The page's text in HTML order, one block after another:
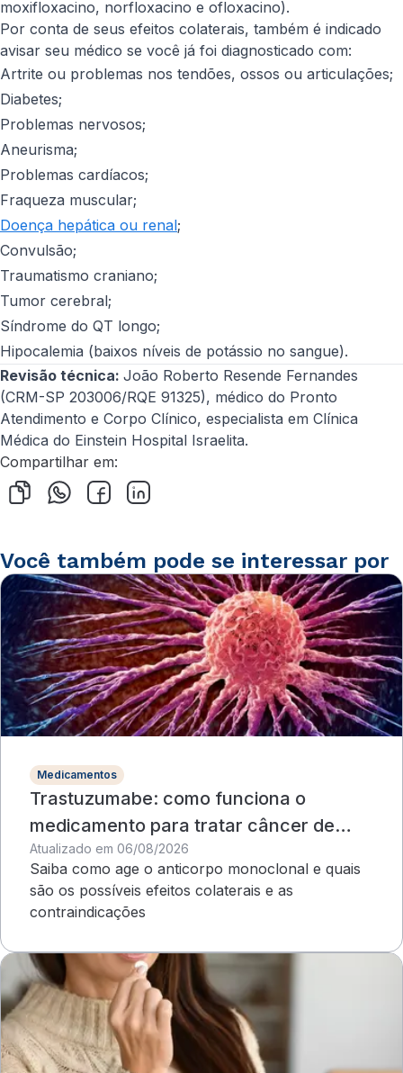
moxifloxacino, norfloxacino e ofloxacino).
Por conta de seus efeitos colaterais, também é indicado
avisar seu médico se você já foi diagnosticado com:
Artrite ou problemas nos tendões, ossos ou articulações;
Diabetes;
Problemas nervosos;
Aneurisma;
Problemas cardíacos;
Fraqueza muscular;
Doença hepática ou renal;
Convulsão;
Traumatismo craniano;
Tumor cerebral;
Síndrome do QT longo;
Hipocalemia (baixos níveis de potássio no sangue).
Revisão técnica: João Roberto Resende Fernandes
(CRM-SP 203006/RQE 91325), médico do Pronto
Atendimento e Corpo Clínico, especialista em Clínica
Médica do Einstein Hospital Israelita.
Compartilhar em:
Você também pode se interessar por
Medicamentos
Trastuzumabe: como funciona o
medicamento para tratar câncer de
mama?
Atualizado em 06/08/2026
Saiba como age o anticorpo monoclonal e quais
são os possíveis efeitos colaterais e as
contraindicações